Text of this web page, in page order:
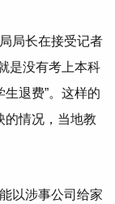
局长在接受记者
是没有考上本科
退费”。这样的
的情况，当地教
以涉事公司给家